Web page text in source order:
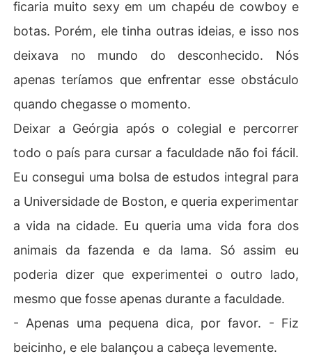
ficaria muito sexy em um chapéu de cowboy e
botas. Porém, ele tinha outras ideias, e isso nos
deixava no mundo do desconhecido. Nós
apenas teríamos que enfrentar esse obstáculo
quando chegasse o momento.
Deixar a Geórgia após o colegial e percorrer
todo o país para cursar a faculdade não foi fácil.
Eu consegui uma bolsa de estudos integral para
a Universidade de Boston, e queria experimentar
a vida na cidade. Eu queria uma vida fora dos
animais da fazenda e da lama. Só assim eu
poderia dizer que experimentei o outro lado,
mesmo que fosse apenas durante a faculdade.
- Apenas uma pequena dica, por favor. - Fiz
beicinho, e ele balançou a cabeça levemente.